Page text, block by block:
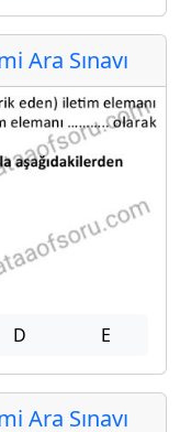
Ara Sınavı
D E
Ara Sınavı